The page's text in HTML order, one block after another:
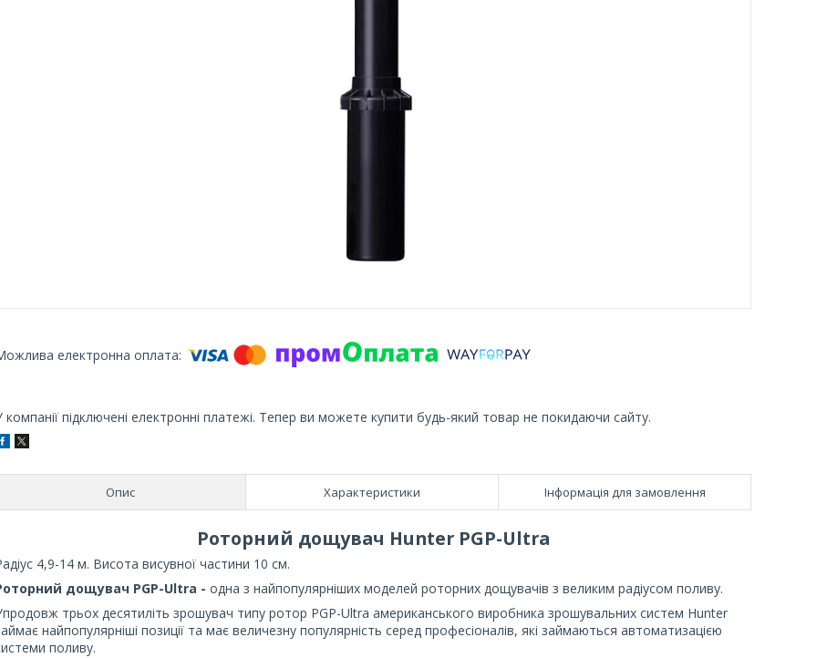
компанії підключені електронні платежі. Тепер ви можете купити будь-який товар не покидаючи сайту.
Опис Характеристики Інформація для замовлення
Роторний дощувач Hunter PGP-Ultra
4,9-14 м. Висота висувної частини 10 см.
дощувач PGP-Ultra - одна з найпопулярніших моделей роторних дощувачів з великим радіусом поливу.
трьох десятиліть зрошувач типу ротор PGP-Ultra американського виробника зрошувальних систем Hunter
найпопулярніші позиції та має величезну популярність серед професіоналів, які займаються автоматизацією
поливу.